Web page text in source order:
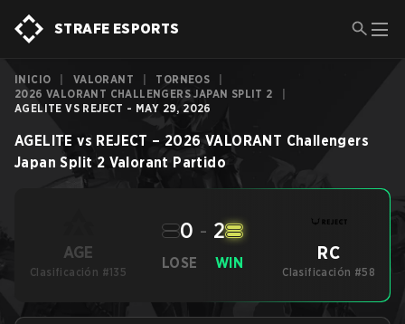
STRAFE ESPORTS
INICIO VALORANT TORNEOS
2026 VALORANT CHALLENGERS JAPAN SPLIT 2
AGELITE VS REJECT - MAY 29, 2026
AGELITE vs REJECT – 2026 VALORANT Challengers
Japan Split 2 Valorant Partido
AGE
Clasificación #135
LOSE
0 - 2
WIN RC
Clasificación #58